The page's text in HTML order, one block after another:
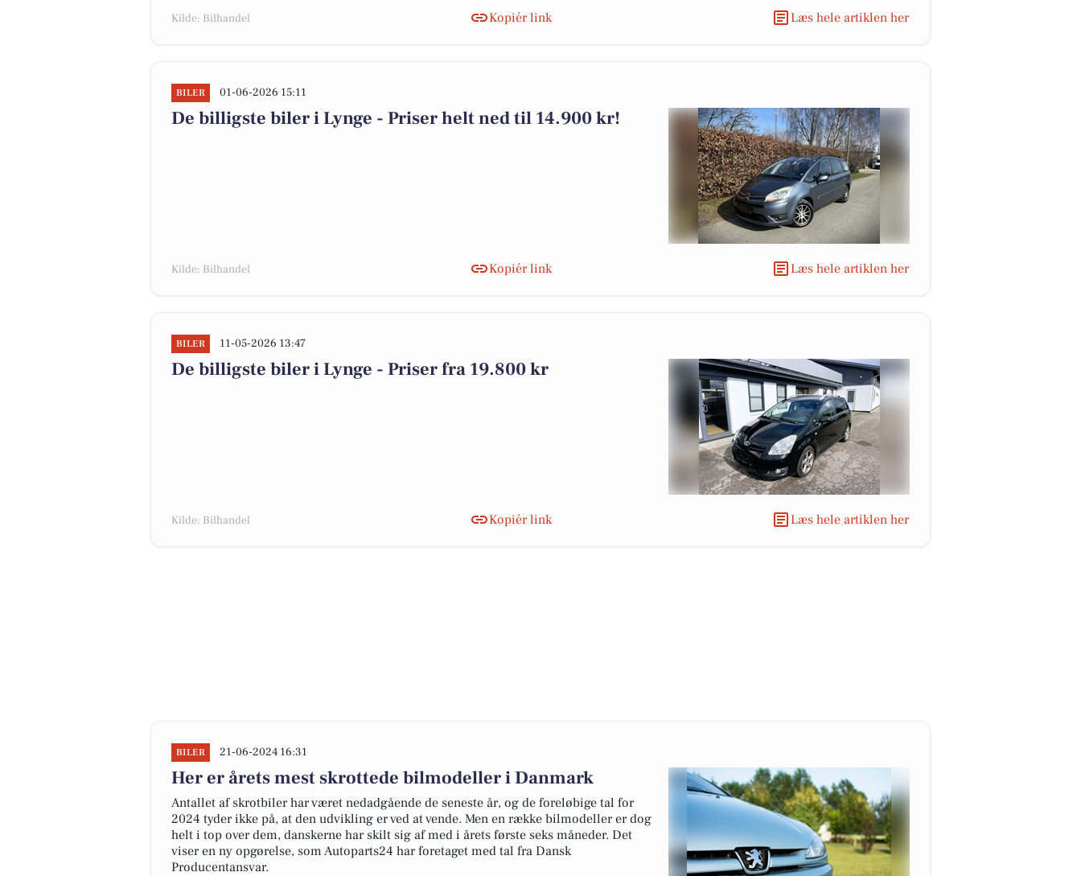
Kilde: Bilhandel Kopiér link Læs hele artiklen her
BILER 01-06-2026 15:11
De billigste biler i Lynge - Priser helt ned til 14.900 kr!
Kilde: Bilhandel Kopiér link Læs hele artiklen her
BILER 11-05-2026 13:47
De billigste biler i Lynge - Priser fra 19.800 kr
Kilde: Bilhandel Kopiér link Læs hele artiklen her
BILER 21-06-2024 16:31
Her er årets mest skrottede bilmodeller i Danmark
Antallet af skrotbiler har været nedadgående de seneste år, og de foreløbige tal for
2024 tyder ikke på, at den udvikling er ved at vende. Men en række bilmodeller er dog
helt i top over dem, danskerne har skilt sig af med i årets første seks måneder. Det
viser en ny opgørelse, som Autoparts24 har foretaget med tal fra Dansk
Producentansvar.